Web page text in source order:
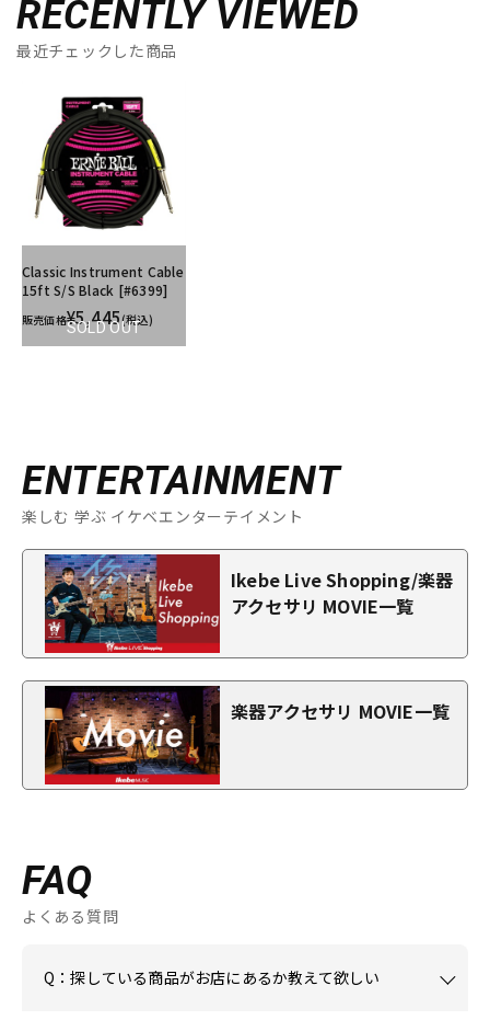
RECENTLY VIEWED
最近チェックした商品
SOLD OUT
Classic Instrument Cable
15ft S/S Black [#6399]
販売価格¥5,445(税込)
ENTERTAINMENT
楽しむ 学ぶ イケベエンターテイメント
Ikebe Live Shopping/楽器
アクセサリ MOVIE一覧
楽器アクセサリ MOVIE一覧
FAQ
よくある質問
Q：探している商品がお店にあるか教えて欲しい